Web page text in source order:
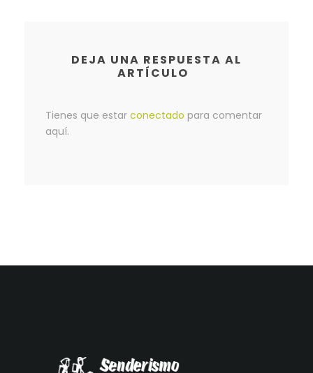
DEJA UNA RESPUESTA AL
ARTÍCULO
Tienes que estar conectado para comentar
aquí.